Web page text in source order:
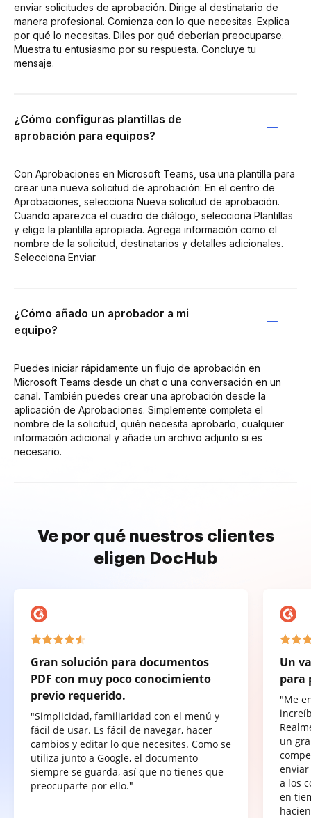
enviar solicitudes de aprobación. Dirige al destinatario de
manera profesional. Comienza con lo que necesitas. Explica
por qué lo necesitas. Diles por qué deberían preocuparse.
Muestra tu entusiasmo por su respuesta. Concluye tu
mensaje.
¿Cómo configuras plantillas de
aprobación para equipos?
Con Aprobaciones en Microsoft Teams, usa una plantilla para
crear una nueva solicitud de aprobación: En el centro de
Aprobaciones, selecciona Nueva solicitud de aprobación.
Cuando aparezca el cuadro de diálogo, selecciona Plantillas
y elige la plantilla apropiada. Agrega información como el
nombre de la solicitud, destinatarios y detalles adicionales.
Selecciona Enviar.
¿Cómo añado un aprobador a mi
equipo?
Puedes iniciar rápidamente un flujo de aprobación en
Microsoft Teams desde un chat o una conversación en un
canal. También puedes crear una aprobación desde la
aplicación de Aprobaciones. Simplemente completa el
nombre de la solicitud, quién necesita aprobarlo, cualquier
información adicional y añade un archivo adjunto si es
necesario.
Ve por qué nuestros clientes
eligen DocHub
Gran solución para documentos
PDF con muy poco conocimiento
previo requerido.
"Simplicidad, familiaridad con el menú y
fácil de usar. Es fácil de navegar, hacer
cambios y editar lo que necesites. Como se
utiliza junto a Google, el documento
siempre se guarda, así que no tienes que
preocuparte por ello."
Un
para
"Me
un
a los
en